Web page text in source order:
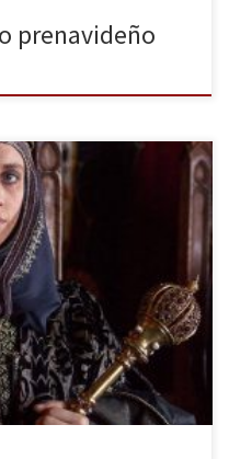
prenavideño
(el 17.6% de la cuota
batalla de audiencias,
de la temporada: ‘Top
la cuenta atrás para el